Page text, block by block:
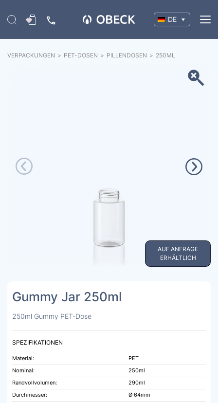
DE
VERPACKUNGEN > PET-DOSEN > PILLENDOSEN > 250ML
AUF ANFRAGE
ERHÄLTLICH
Gummy Jar 250ml
250ml Gummy PET-Dose
SPEZIFIKATIONEN
Material:
PET
Nominal:
250ml
Randvollvolumen:
290ml
Durchmesser:
Ø 64mm